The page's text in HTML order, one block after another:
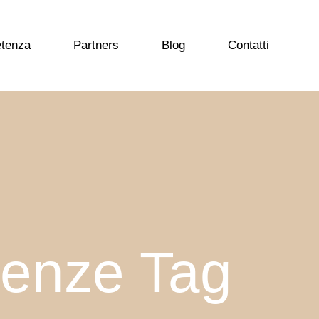
Partners Blog Contatti
Tag